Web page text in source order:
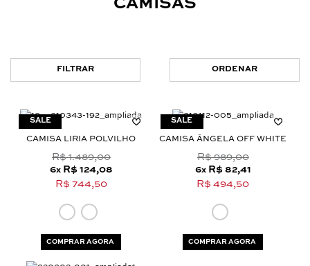
CAMISAS
FILTRAR ORDENAR
CAMISA LIRIA POLVILHO
R$ 1.489,00
6x R$ 124,08
R$ 744,50
COMPRAR AGORA
CAMISA ÂNGELA OFF WHITE
R$ 989,00
6x R$ 82,41
R$ 494,50
COMPRAR AGORA